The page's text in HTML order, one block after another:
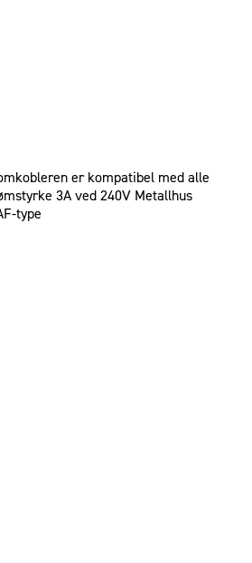
er kompatibel med alle
3A ved 240V Metallhus
type